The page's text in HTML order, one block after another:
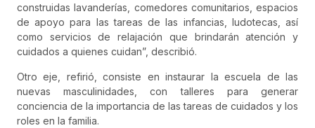
construidas lavanderías, comedores comunitarios, espacios
de apoyo para las tareas de las infancias, ludotecas, así
como servicios de relajación que brindarán atención y
cuidados a quienes cuidan”, describió.
Otro eje, refirió, consiste en instaurar la escuela de las
nuevas masculinidades, con talleres para generar
conciencia de la importancia de las tareas de cuidados y los
roles en la familia.